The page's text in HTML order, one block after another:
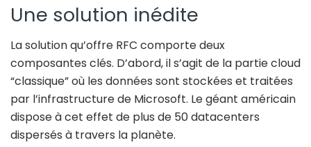
Une solution inédite
La solution qu’offre RFC comporte deux
composantes clés. D’abord, il s’agit de la partie cloud
“classique” où les données sont stockées et traitées
par l’infrastructure de Microsoft. Le géant américain
dispose à cet effet de plus de 50 datacenters
dispersés à travers la planète.